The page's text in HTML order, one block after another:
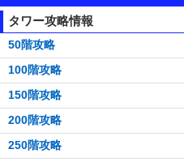
タワー攻略情報
50階攻略
100階攻略
150階攻略
200階攻略
250階攻略